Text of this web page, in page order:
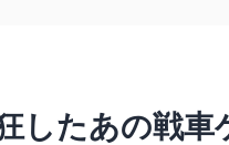
したあの戦車